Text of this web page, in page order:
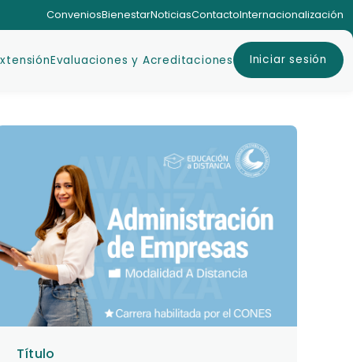
ConveniosBienestarNoticiasContactoInternacionalización
Evaluaciones y Acreditaciones Iniciar sesión
Título